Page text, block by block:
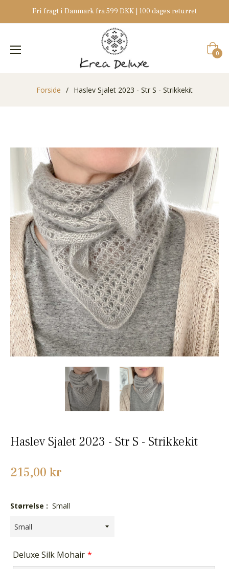
Fri fragt i Danmark fra 599 DKK | 100 dages returret
0
Forside / Haslev Sjalet 2023 - Str S - Strikkekit
Haslev Sjalet 2023 - Str S - Strikkekit
Normalpris
215,00 kr
Størrelse : Small
Deluxe Silk Mohair